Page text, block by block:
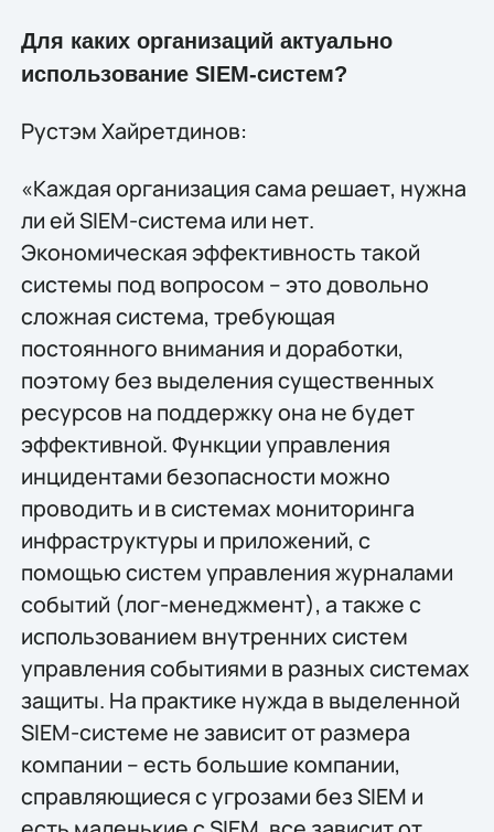
Для каких организаций актуально
использование SIEM-систем?
Рустэм Хайретдинов:
«Каждая организация сама решает, нужна
ли ей SIEM-система или нет.
Экономическая эффективность такой
системы под вопросом – это довольно
сложная система, требующая
постоянного внимания и доработки,
поэтому без выделения существенных
ресурсов на поддержку она не будет
эффективной. Функции управления
инцидентами безопасности можно
проводить и в системах мониторинга
инфраструктуры и приложений, с
помощью систем управления журналами
событий (лог-менеджмент), а также с
использованием внутренних систем
управления событиями в разных системах
защиты. На практике нужда в выделенной
SIEM-системе не зависит от размера
компании – есть большие компании,
справляющиеся с угрозами без SIEM и